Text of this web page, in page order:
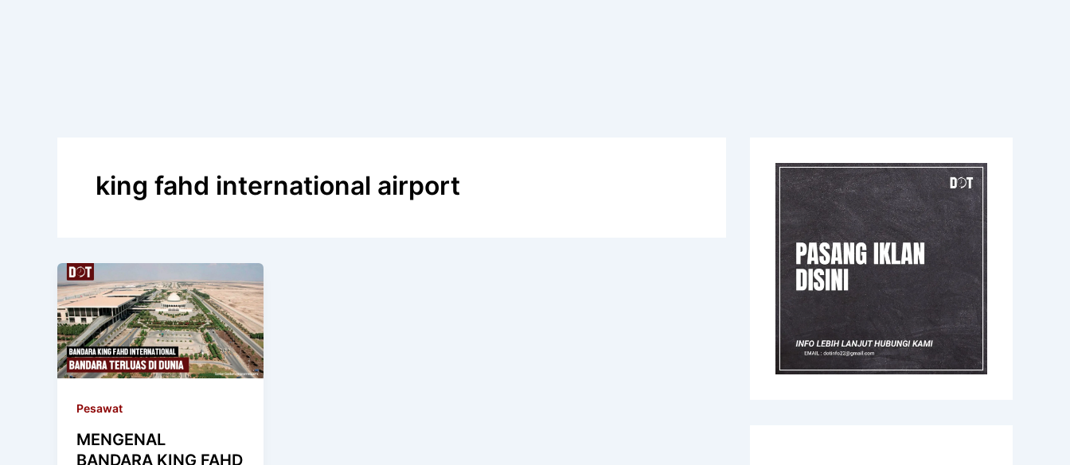
king fahd international airport
Pesawat
MENGENAL
BANDARA KING FAHD